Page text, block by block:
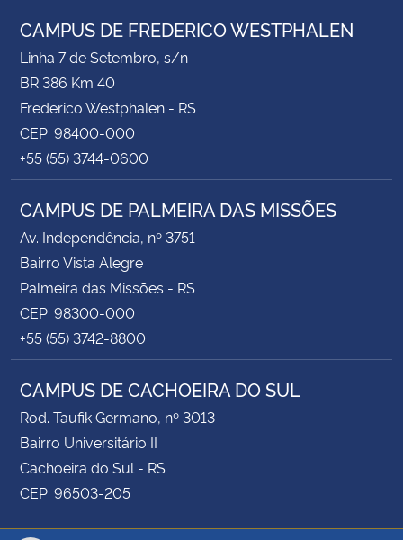
CAMPUS DE FREDERICO WESTPHALEN
Linha 7 de Setembro, s/n
BR 386 Km 40
Frederico Westphalen - RS
CEP: 98400-000
+55 (55) 3744-0600
CAMPUS DE PALMEIRA DAS MISSÕES
Av. Independência, nº 3751
Bairro Vista Alegre
Palmeira das Missões - RS
CEP: 98300-000
+55 (55) 3742-8800
CAMPUS DE CACHOEIRA DO SUL
Rod. Taufik Germano, nº 3013
Bairro Universitário II
Cachoeira do Sul - RS
CEP: 96503-205